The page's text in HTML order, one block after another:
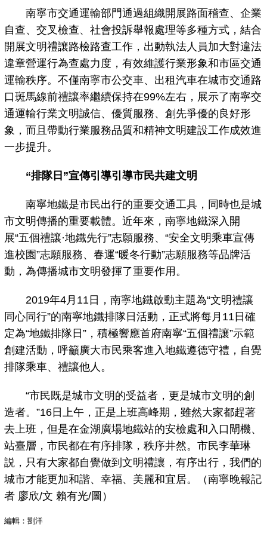
南寧市交通運輸部門通過組織開展路面稽查、企業
自查、交叉檢查、社會投訴舉報處理等多種方式，結合
開展文明禮讓路檢路查工作，出動執法人員加大對違法
違章營運行為查處力度，有效維護行業形象和市區交通
運輸秩序。不僅南寧市公交車、出租汽車在城市交通路
口斑馬線前禮讓率繼續保持在99%左右，展示了南寧交
通運輸行業文明誠信、優質服務、創先爭優的良好形
象，而且帶動行業服務品質和精神文明建設工作成效進
一步提升。
“排隊日”宣傳引導引導市民共建文明
南寧地鐵是市民出行的重要交通工具，同時也是城
市文明傳播的重要載體。近年來，南寧地鐵深入開
展“五個禮讓·地鐵先行”志願服務、“安全文明乘車宣傳
進校園”志願服務、春運“暖冬行動”志願服務等品牌活
動，為傳播城市文明發揮了重要作用。
2019年4月11日，南寧地鐵啟動主題為“文明禮讓
同心同行”的南寧地鐵排隊日活動，正式將每月11日確
定為“地鐵排隊日”，積極響應首府南寧“五個禮讓”示範
創建活動，呼籲廣大市民乘客進入地鐵遵德守禮，自覺
排隊乘車、禮讓他人。
“市民既是城市文明的受益者，更是城市文明的創
造者。”16日上午，正是上班高峰期，雖然大家都趕著
去上班，但是在金湖廣場地鐵站的安檢處和入口閘機、
站臺層，市民都在有序排隊，秩序井然。市民李華琳
説，只有大家都自覺做到文明禮讓，有序出行，我們的
城市才能更加和諧、幸福、美麗和宜居。（南寧晚報記
者 廖欣/文 賴有光/圖）
編輯：劉洋